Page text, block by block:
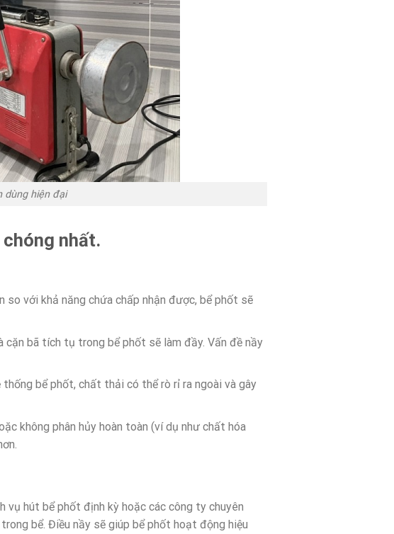
dùng hiện đại
nhất.
so với khả năng chứa chấp nhận được, bể phốt sẽ
bã tích tụ trong bể phốt sẽ làm đầy. Vấn đề nầy
thống bể phốt, chất thải có thể rò rỉ ra ngoài và gây
không phân hủy hoàn toàn (ví dụ như chất hóa
vụ hút bể phốt định kỳ hoặc các công ty chuyên
bể. Điều nầy sẽ giúp bể phốt hoạt động hiệu